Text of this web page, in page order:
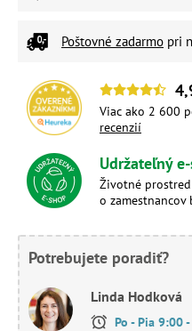
Poštovné zadarmo pri
Viac ako 2 600
recenzií
Udržateľný
Životné
o zamestnancov
Potrebujete poradiť?
Linda Hodková
Po - Pia 9:00